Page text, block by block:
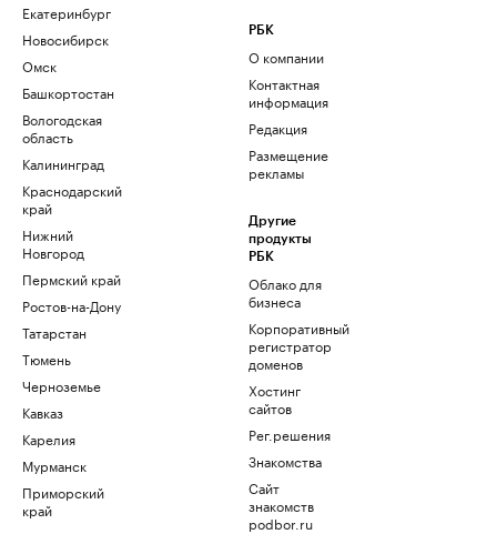
Екатеринбург
Новосибирск
Омск
Башкортостан
Вологодская
область
Калининград
Краснодарский
край
Нижний
Новгород
Пермский край
Ростов-на-Дону
Татарстан
Тюмень
Черноземье
Кавказ
Карелия
Мурманск
Приморский
край
РБК
О компании
Контактная
информация
Редакция
Размещение
рекламы
Другие
продукты
РБК
Облако для
бизнеса
Корпоративный
регистратор
доменов
Хостинг
сайтов
Рег.решения
Знакомства
Сайт
знакомств
podbor.ru